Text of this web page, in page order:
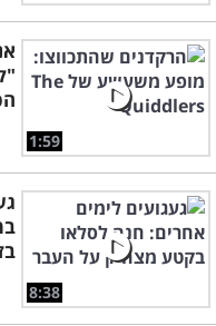
1:59
8:38